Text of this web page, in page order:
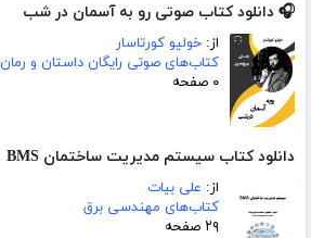
🎧 دانلود کتاب صوتی رو به آسمان در شب
از: خولیو کورتاسار
کتاب‌های صوتی رایگان داستان و رمان
۰ صفحه
دانلود کتاب سیستم مدیریت ساختمان BMS
از: علی بیات
کتاب‌های مهندسی برق
۲۹ صفحه